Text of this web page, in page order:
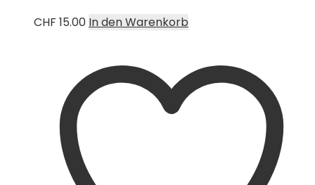
CHF 15.00 In den Warenkorb